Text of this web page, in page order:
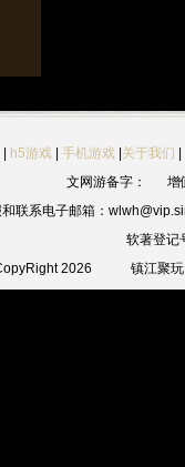
| h5游戏| 手机游戏| 关于我们
文网游备字：
增
联系电子邮箱：
软著登记
2026
镇江聚